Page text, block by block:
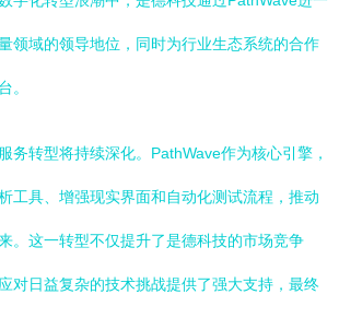
领域的领导地位，同时为行业生态系统的合作
。
务转型将持续深化。PathWave作为核心引擎，
工具、增强现实界面和自动化测试流程，推动
。这一转型不仅提升了是德科技的市场竞争
对日益复杂的技术挑战提供了强大支持，最终